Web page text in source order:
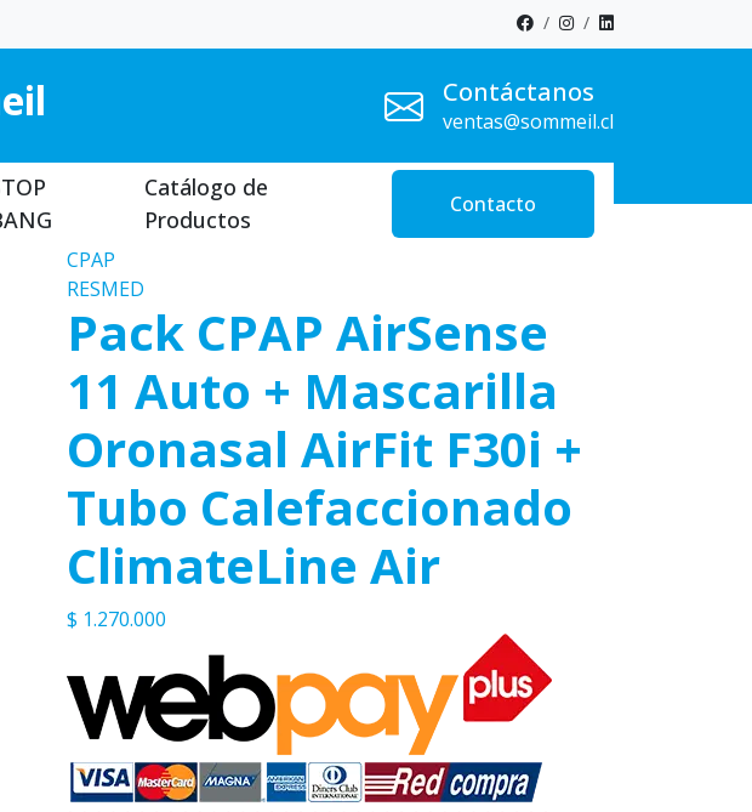
Contáctanos
ventas@sommeil.cl
Catálogo de
Productos
Contacto
CPAP
RESMED
Pack CPAP AirSense
11 Auto + Mascarilla
Oronasal AirFit F30i +
Tubo Calefaccionado
ClimateLine Air
$ 1.270.000